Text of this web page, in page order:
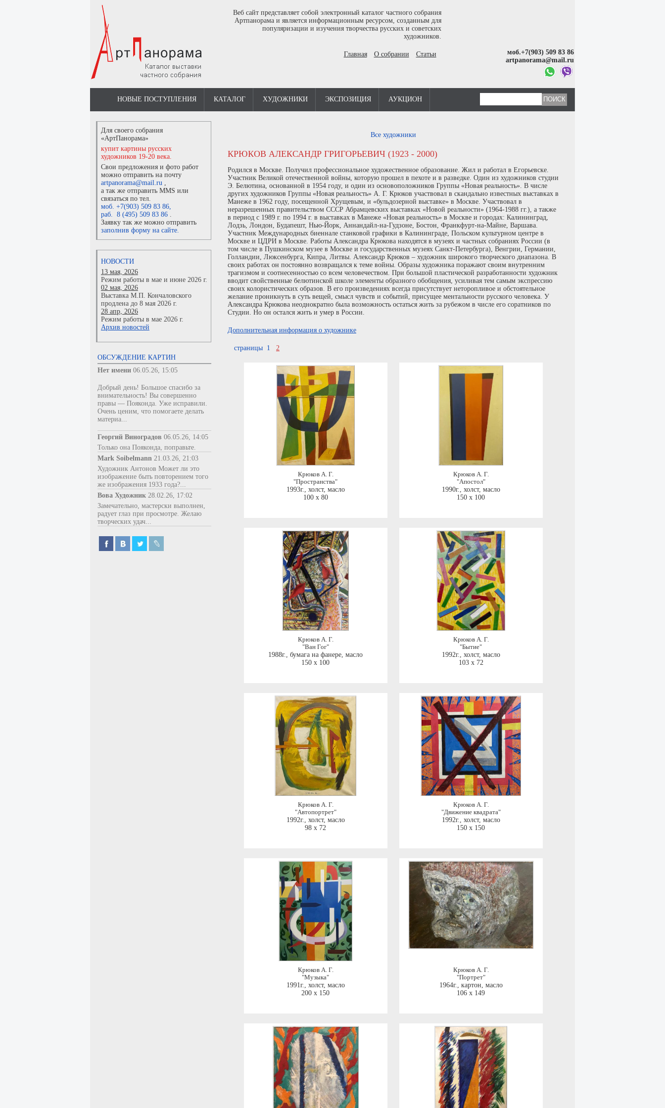
Веб сайт представляет собой электронный каталог частного собрания
Артпанорама и является информационным ресурсом, созданным для
популяризации и изучения творчества русских и советских
художников.
Главная О собрании Статьи
моб.+7(903) 509 83 86
artpanorama@mail.ru
НОВЫЕ ПОСТУПЛЕНИЯ КАТАЛОГ ХУДОЖНИКИ ЭКСПОЗИЦИЯ АУКЦИОН
Для своего собрания
«АртПанорама»
купит картины русских
художников 19-20 века.
Свои предложения и фото работ
можно отправить на почту
artpanorama@mail.ru ,
а так же отправить MMS или
связаться по тел.
моб. +7(903) 509 83 86,
раб. 8 (495) 509 83 86 .
Заявку так же можно отправить
заполнив форму на сайте.
НОВОСТИ
13 мая, 2026
Режим работы в мае и июне 2026 г.
02 мая, 2026
Выставка М.П. Кончаловского
продлена до 8 мая 2026 г.
28 апр, 2026
Режим работы в мае 2026 г.
Архив новостей
ОБСУЖДЕНИЕ КАРТИН
Нет имени 06.05.26, 15:05
Добрый день! Большое спасибо за
внимательность! Вы совершенно
правы — Пояконда. Уже исправили.
Очень ценим, что помогаете делать
материа...
Георгий Виноградов 06.05.26, 14:05
Только она Пояконда, поправьте.
Mark Soibelmann 21.03.26, 21:03
Художник Антонов Может ли это
изображение быть повторением того
же изображения 1933 года?...
Вова Художник 28.02.26, 17:02
Замечательно, мастерски выполнен,
радует глаз при просмотре. Желаю
творческих удач...
Все художники
КРЮКОВ АЛЕКСАНДР ГРИГОРЬЕВИЧ (1923 - 2000)
Родился в Москве. Получил профессиональное художественное образование. Жил и работал в Егорьевске.
Участник Великой отечественной войны, которую прошел в пехоте и в разведке. Один из художников студии
Э. Белютина, основанной в 1954 году, и один из основоположников Группы «Новая реальность». В числе
других художников Группы «Новая реальность» А. Г. Крюков участвовал в скандально известных выставках в
Манеже в 1962 году, посещенной Хрущевым, и «бульдозерной выставке» в Москве. Участвовал в
неразрешенных правительством СССР Абрамцевских выставках «Новой реальности» (1964-1988 гг.), а также
в период с 1989 г. по 1994 г. в выставках в Манеже «Новая реальность» в Москве и городах: Калининград,
Лодзь, Лондон, Будапешт, Нью-Йорк, Аннандайл-на-Гудзоне, Бостон, Франкфурт-на-Майне, Варшава.
Участник Международных биеннале станковой графики в Калининграде, Польском культурном центре в
Москве и ЦДРИ в Москве. Работы Александра Крюкова находятся в музеях и частных собраниях России (в
том числе в Пушкинском музее в Москве и государственных музеях Санкт-Петербурга), Венгрии, Германии,
Голландии, Люксенбурга, Кипра, Литвы. Александр Крюков – художник широкого творческого диапазона. В
своих работах он постоянно возвращался к теме войны. Образы художника поражают своим внутренним
трагизмом и соотнесенностью со всем человечеством. При большой пластической разработанности художник
вводит свойственные белютинской школе элементы образного обобщения, усиливая тем самым экспрессию
своих колористических образов. В его произведениях всегда присутствует неторопливое и обстоятельное
желание проникнуть в суть вещей, смысл чувств и событий, присущее ментальности русского человека. У
Александра Крюкова неоднократно была возможность остаться жить за рубежом в числе его соратников по
Студии. Но он остался жить и умер в России.
Дополнительная информация о художнике
страницы 1 2
Крюков А. Г.
"Пространства"
1993г., холст, масло
100 x 80
Крюков А. Г.
"Апостол"
1990г., холст, масло
150 x 100
Крюков А. Г.
"Ван Гог"
1988г., бумага на фанере, масло
150 x 100
Крюков А. Г.
"Бытие"
1992г., холст, масло
103 x 72
Крюков А. Г.
"Автопортрет"
1992г., холст, масло
98 x 72
Крюков А. Г.
"Движение квадрата"
1992г., холст, масло
150 x 150
Крюков А. Г.
"Музыка"
1991г., холст, масло
200 x 150
Крюков А. Г.
"Портрет"
1964г., картон, масло
106 x 149